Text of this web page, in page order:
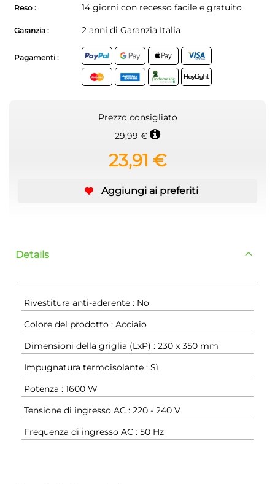
Reso : 14 giorni con recesso facile e gratuito
Garanzia : 2 anni di Garanzia Italia
Pagamenti :
Prezzo consigliato
29,99 €
23,91 €
Aggiungi ai preferiti
Details
Rivestitura anti-aderente : No
Colore del prodotto : Acciaio
Dimensioni della griglia (LxP) : 230 x 350 mm
Impugnatura termoisolante : Sì
Potenza : 1600 W
Tensione di ingresso AC : 220 - 240 V
Frequenza di ingresso AC : 50 Hz